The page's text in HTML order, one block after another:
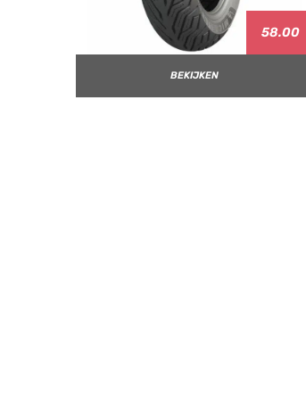
58.00
BEKIJKEN